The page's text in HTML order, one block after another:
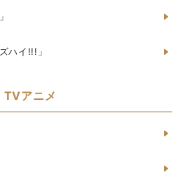
ハイ!!!」
TVアニメ